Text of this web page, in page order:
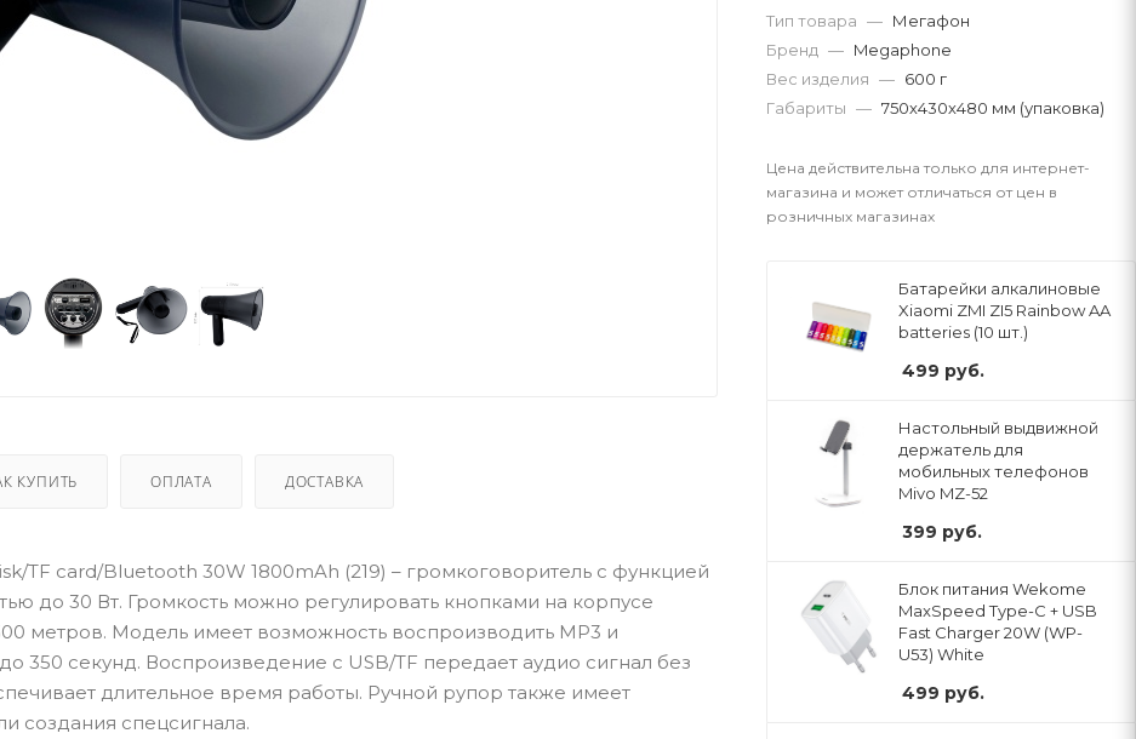
КУПИТЬ ОПЛАТА ДОСТАВКА
TF card/Bluetooth 30W 1800mAh (219) – громкоговоритель с функцией
до 30 Вт. Громкость можно регулировать кнопками на корпусе
метров. Модель имеет возможность воспроизводить MP3 и
350 секунд. Воспроизведение с USB/TF передает аудио сигнал без
длительное время работы. Ручной рупор также имеет
создания спецсигнала.
Тип товара — Мегафон
Бренд — Megaphone
Вес изделия — 600 г
Габариты — 750х430х480 мм (упаковка)
Цена действительна только для интернет-
магазина и может отличаться от цен в
розничных магазинах
Батарейки алкалиновые
Xiaomi ZMI ZI5 Rainbow AA
batteries (10 шт.)
499 руб.
Настольный выдвижной
держатель для
мобильных телефонов
Mivo MZ-52
399 руб.
Блок питания Wekome
MaxSpeed Type-C + USB
Fast Charger 20W (WP-
U53) White
499 руб.